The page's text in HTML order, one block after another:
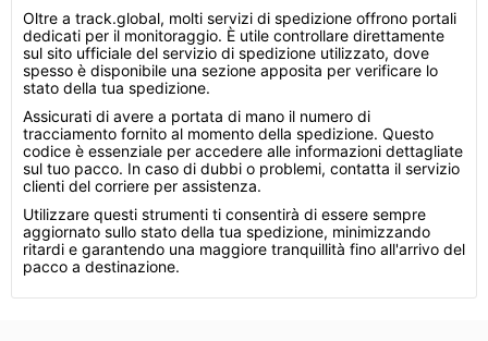
Oltre a track.global, molti servizi di spedizione offrono portali
dedicati per il monitoraggio. È utile controllare direttamente
sul sito ufficiale del servizio di spedizione utilizzato, dove
spesso è disponibile una sezione apposita per verificare lo
stato della tua spedizione.
Assicurati di avere a portata di mano il numero di
tracciamento fornito al momento della spedizione. Questo
codice è essenziale per accedere alle informazioni dettagliate
sul tuo pacco. In caso di dubbi o problemi, contatta il servizio
clienti del corriere per assistenza.
Utilizzare questi strumenti ti consentirà di essere sempre
aggiornato sullo stato della tua spedizione, minimizzando
ritardi e garantendo una maggiore tranquillità fino all'arrivo del
pacco a destinazione.